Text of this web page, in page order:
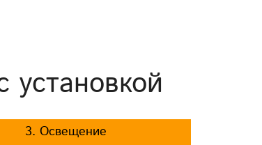
установкой
3. Освещение